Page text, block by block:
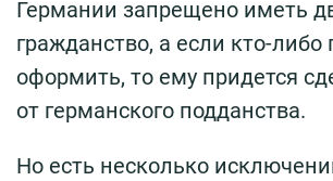
Германии запрещено иметь
гражданство, а если кто-либо
оформить, то ему придется
от германского подданства.
Но есть несколько